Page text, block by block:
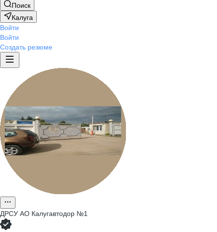
Поиск
Калуга
Войти
Войти
Создать резюме
ДРСУ АО Калугавтодор №1